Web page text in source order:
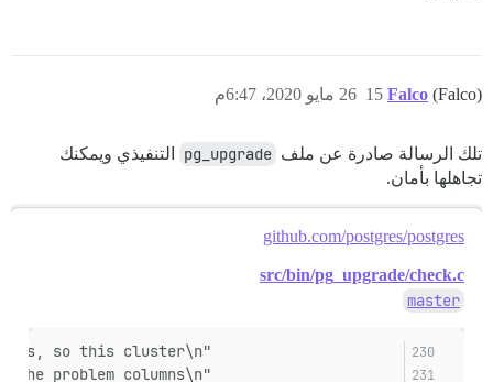
Falco (Falco) 26 مايو 2020، 6:47م 15
تلك الرسالة صادرة عن ملف pg_upgrade
التنفيذي ويمكنك
تجاهلها بأمان.
github.com/postgres/postgres
src/bin/pg_upgrade/check.c
master